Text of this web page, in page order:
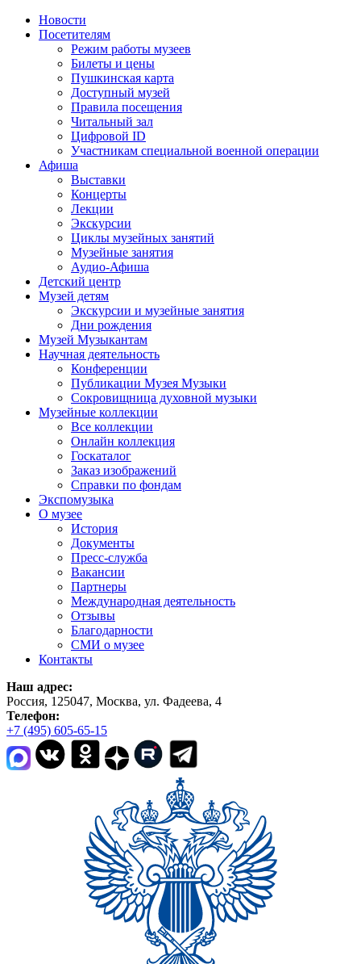
Новости
Посетителям
Режим работы музеев
Билеты и цены
Пушкинская карта
Доступный музей
Правила посещения
Читальный зал
Цифровой ID
Участникам специальной военной операции
Афиша
Выставки
Концерты
Лекции
Экскурсии
Циклы музейных занятий
Музейные занятия
Аудио-Афиша
Детский центр
Музей детям
Экскурсии и музейные занятия
Дни рождения
Музей Музыкантам
Научная деятельность
Конференции
Публикации Музея Музыки
Сокровищница духовной музыки
Музейные коллекции
Все коллекции
Онлайн коллекция
Госкаталог
Заказ изображений
Справки по фондам
Экспомузыка
О музее
История
Документы
Пресс-служба
Вакансии
Партнеры
Международная деятельность
Отзывы
Благодарности
СМИ о музее
Контакты
Наш адрес:
Россия, 125047, Москва, ул. Фадеева, 4
Телефон:
+7 (495) 605-65-15